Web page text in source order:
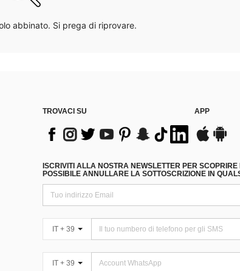
abbinato. Si prega di riprovare.
TROVACI SU APP
ISCRIVITI ALLA NOSTRA NEWSLETTER PER
POSSIBILE ANNULLARE LA SOTTOSCRIZIONE IN
IT + 39
IT + 39